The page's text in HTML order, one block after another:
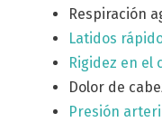
Respiración
Latidos
Rigidez en el
Dolor de
Presión